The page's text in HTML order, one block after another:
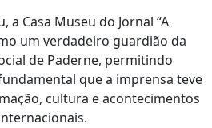
a Casa Museu do Jornal “A
um verdadeiro guardião da
de Paderne, permitindo
que a imprensa teve
cultura e acontecimentos